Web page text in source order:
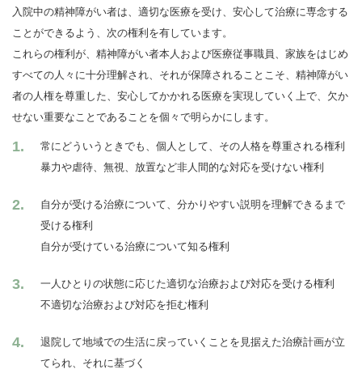
入院中の精神障がい者は、適切な医療を受け、安心して治療に専念する
ことができるよう、次の権利を有しています。
これらの権利が、精神障がい者本人および医療従事職員、家族をはじめ
すべての人々に十分理解され、それが保障されることこそ、精神障がい
者の人権を尊重した、安心してかかれる医療を実現していく上で、欠か
せない重要なことであることを個々で明らかにします。
常にどういうときでも、個人として、その人格を尊重される権利
暴力や虐待、無視、放置など非人間的な対応を受けない権利
自分が受ける治療について、分かりやすい説明を理解できるまで
受ける権利
自分が受けている治療について知る権利
一人ひとりの状態に応じた適切な治療および対応を受ける権利
不適切な治療および対応を拒む権利
退院して地域での生活に戻っていくことを見据えた治療計画が立
てられ、それに基づく